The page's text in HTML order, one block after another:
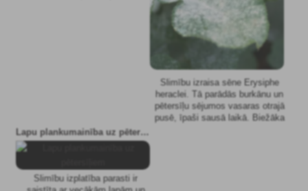
gliemezis (attēlā uz lapas) un
Slimību izraisa sēne Erysiphe
heraclei. Tā parādās burkānu un
pētersīļu sējumos vasaras otrajā
pusē, īpaši sausā laikā. Biežāka
Lapu plankumainība uz pētersīļiem
Slimību izplatība parasti ir